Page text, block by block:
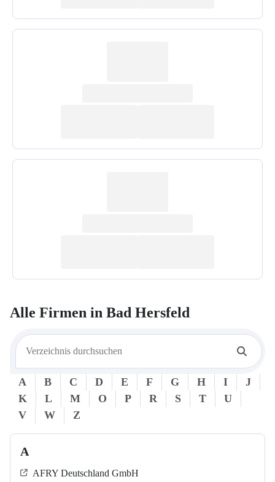
Alle Firmen in Bad Hersfeld
A B C D E F G H I
J
K
L M O P R S T
U
V
W Z
A
AFRY Deutschland GmbH